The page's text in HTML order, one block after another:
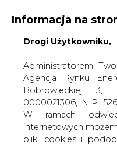
KONTAKT:
WYDAWCA
WYSOKI KONTRAST
Informacja na
Drogi Użytkowniku,
Administratorem
Agencja Rynku
Bobrowieckiej 3,
0000021306, NIP:
W ramach
internetowych
pliki cookies i